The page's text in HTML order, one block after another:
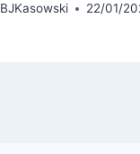
BJKasowski 22/01/